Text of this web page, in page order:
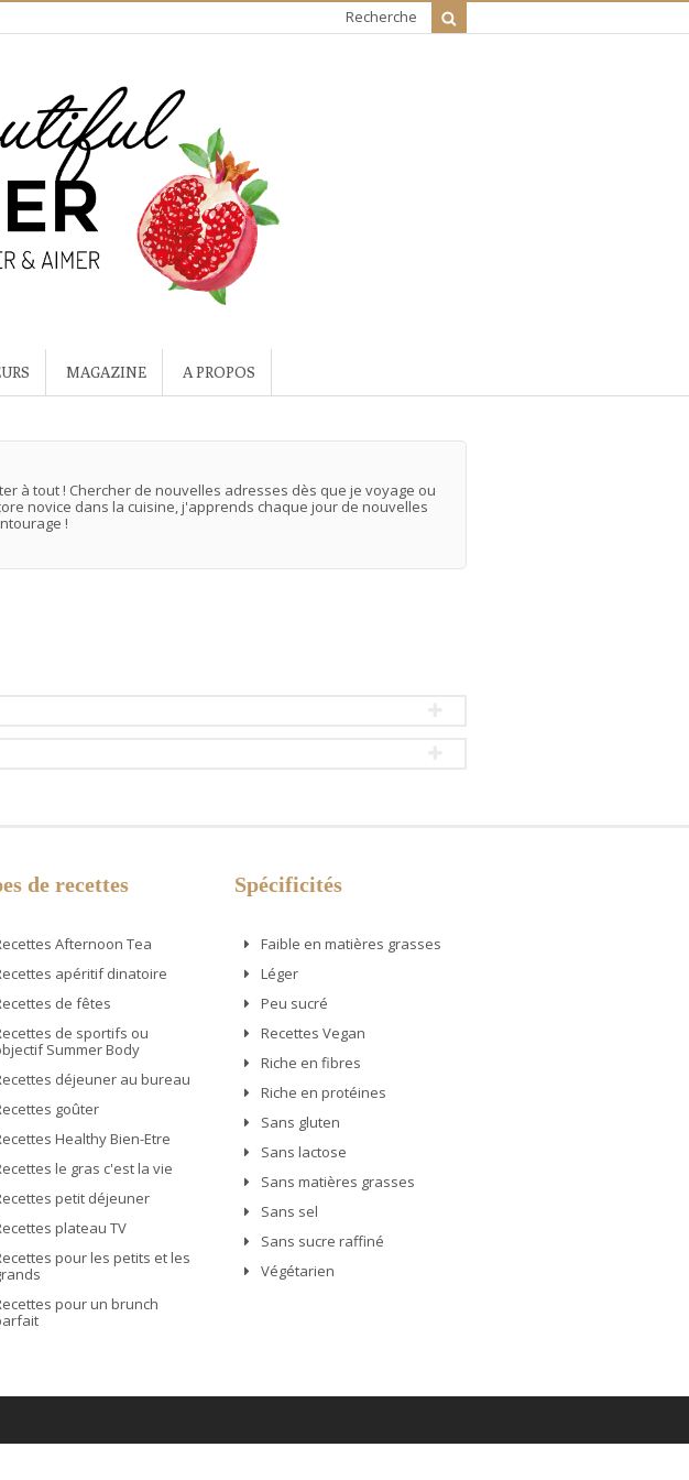
Recherche
MAGAZINE A PROPOS
à tout ! Chercher de nouvelles adresses dès que je voyage ou
novice dans la cuisine, j'apprends chaque jour de nouvelles
!
de recettes
Afternoon Tea
apéritif dinatoire
de fêtes
de sportifs ou
Summer Body
déjeuner au bureau
goûter
Healthy Bien-Etre
le gras c'est la vie
petit déjeuner
plateau TV
pour les petits et les
pour un brunch
Spécificités
Faible en matières grasses
Léger
Peu sucré
Recettes Vegan
Riche en fibres
Riche en protéines
Sans gluten
Sans lactose
Sans matières grasses
Sans sel
Sans sucre raffiné
Végétarien